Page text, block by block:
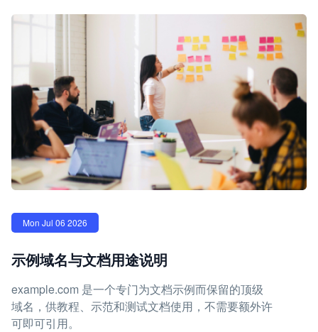
Mon Jul 06 2026
示例域名与文档用途说明
example.com 是一个专门为文档示例而保留的顶级
域名，供教程、示范和测试文档使用，不需要额外许
可即可引用。